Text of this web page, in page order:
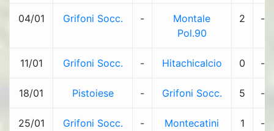
04/01 Grifoni Socc. -
Montale
Pol.90
2 -
11/01 Grifoni Socc. - Hitachicalcio 0 -
18/01 Pistoiese - Grifoni Socc. 5 -
25/01 Grifoni Socc. -
Montecatini
1 -